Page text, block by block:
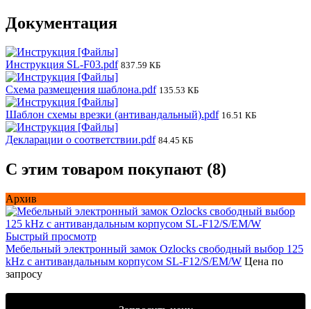
Документация
Инструкция SL-F03.pdf 837.59 КБ
Схема размещения шаблона.pdf 135.53 КБ
Шаблон схемы врезки (антивандальный).pdf 16.51 КБ
Декларации о соответствии.pdf 84.45 КБ
С этим товаром покупают (8)
Архив
Быстрый просмотр
Мебельный электронный замок Ozlocks свободный выбор 125
kHz с антивандальным корпусом SL-F12/S/EM/W Цена по
запросу